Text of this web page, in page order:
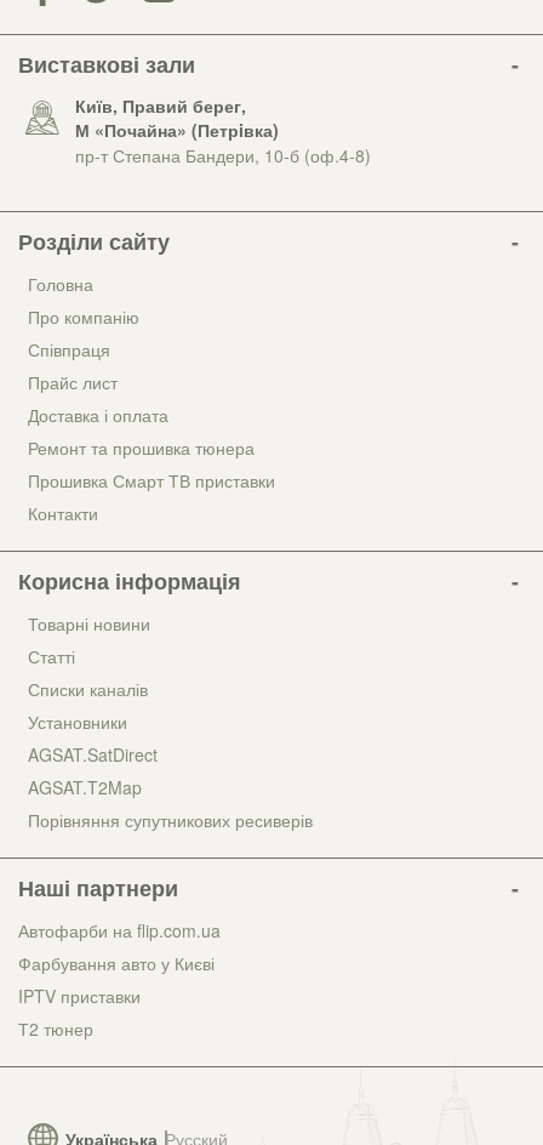
Виставкові зали
Київ, Правий берег,
М «Почайна» (Петрiвка)
пр-т Степана Бандери, 10-б (оф.4-8)
Українська Русский
Розділи сайту
Головна
Про компанію
Співпраця
Прайс лист
Доставка і оплата
Ремонт та прошивка тюнера
Прошивка Смарт ТВ приставки
Контакти
Корисна інформація
Товарні новини
Статті
Списки каналів
Установники
AGSAT.SatDirect
AGSAT.T2Map
Порівняння супутникових ресиверів
Наші партнери
Автофарби на flip.com.ua
Фарбування авто у Києві
IPTV приставки
Т2 тюнер